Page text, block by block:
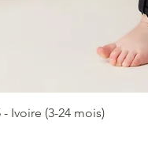
Aperçu rapide
Ivoire (3-24 mois)